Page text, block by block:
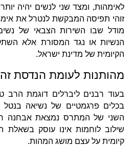
לאימהות, ומצד שני לנשים יהיה
זוהי תפיסה המבקשת לנטרל את אימת
מודל שבו השירות הצבאי של
הנשיות או נגד המסורת אלא
הקיומית של מדינת ישראל.
מהותנות לעומת הנדסת
בעוד רבנים ליברלים דוגמת הרב
בכלים פרגמטיים של נשיאה בנטל
השני של המתרס נמצאת אבחנה
שילוב לוחמות אינו עוסק
קיומית על עצם מושג המהות.